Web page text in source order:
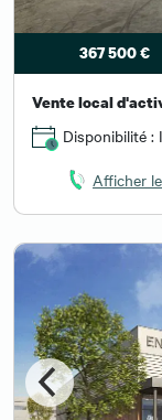
367 500 €
Vente local
Disponibilité :
Afficher